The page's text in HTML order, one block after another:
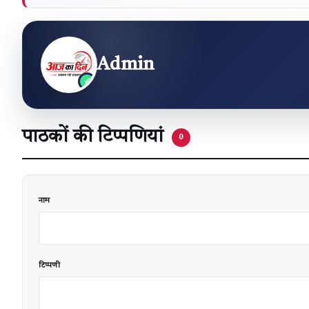
Admin
पाठकों की टिप्पणियां 0
नाम
टिप्पणी